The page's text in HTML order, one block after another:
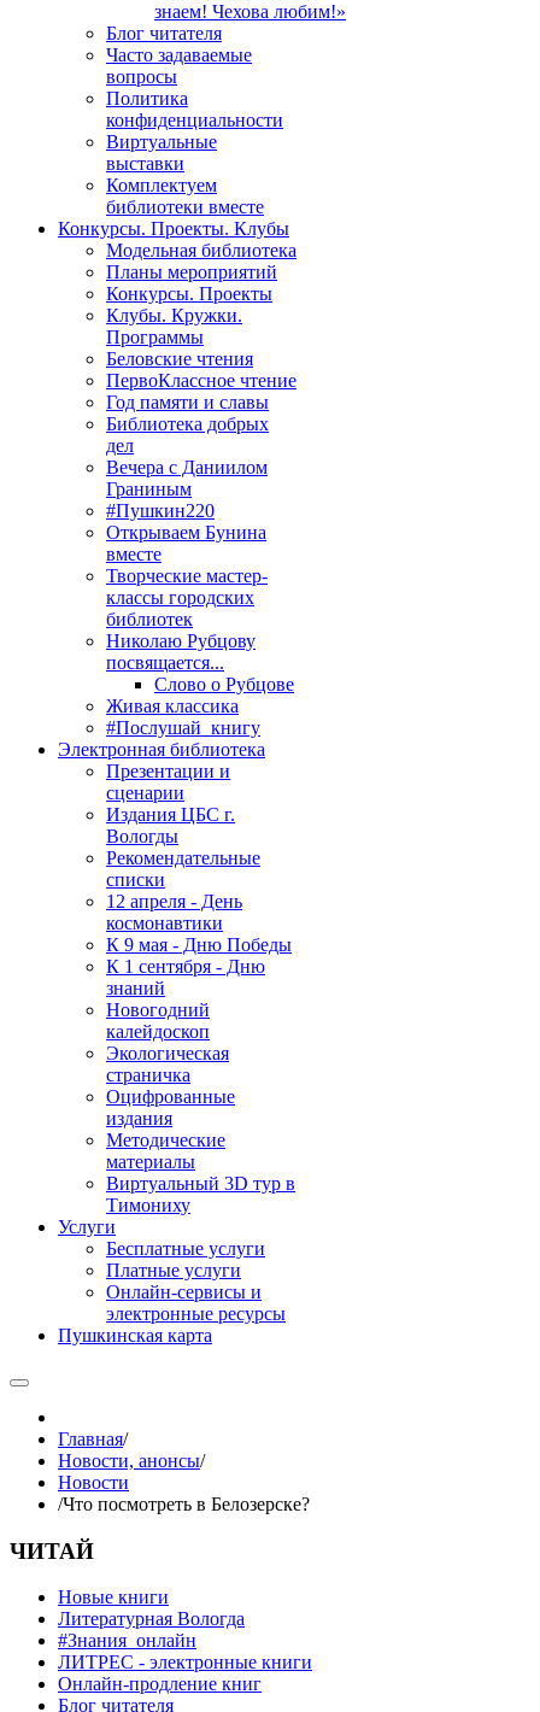
знаем! Чехова любим!»
Блог читателя
Часто задаваемые
вопросы
Политика
конфиденциальности
Виртуальные
выставки
Комплектуем
библиотеки вместе
Конкурсы. Проекты. Клубы
Модельная библиотека
Планы мероприятий
Конкурсы. Проекты
Клубы. Кружки.
Программы
Беловские чтения
ПервоКлассное чтение
Год памяти и славы
Библиотека добрых
дел
Вечера с Даниилом
Граниным
#Пушкин220
Открываем Бунина
вместе
Творческие мастер-
классы городских
библиотек
Николаю Рубцову
посвящается...
Слово о Рубцове
Живая классика
#Послушай_книгу
Электронная библиотека
Презентации и
сценарии
Издания ЦБС г.
Вологды
Рекомендательные
списки
12 апреля - День
космонавтики
К 9 мая - Дню Победы
К 1 сентября - Дню
знаний
Новогодний
калейдоскоп
Экологическая
страничка
Оцифрованные
издания
Методические
материалы
Виртуальный 3D тур в
Тимониху
Услуги
Бесплатные услуги
Платные услуги
Онлайн-сервисы и
электронные ресурсы
Пушкинская карта
Главная/
Новости, анонсы/
Новости
/Что посмотреть в Белозерске?
ЧИТАЙ
Новые книги
Литературная Вологда
#Знания_онлайн
ЛИТРЕС - электронные книги
Онлайн-продление книг
Блог читателя